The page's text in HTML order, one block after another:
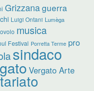
Grizzanaguerra
Luigi Ontani Lumèga
musica
Festival Porretta Terme pro
sindaco
Vergato Arte